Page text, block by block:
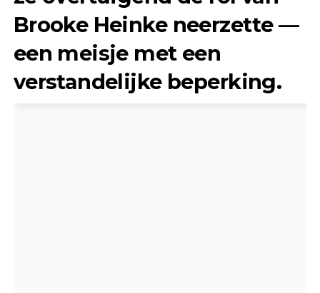
Brooke Heinke neerzette —
een meisje met een
verstandelijke beperking.